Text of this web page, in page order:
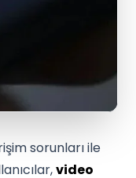
sorunları ile
video